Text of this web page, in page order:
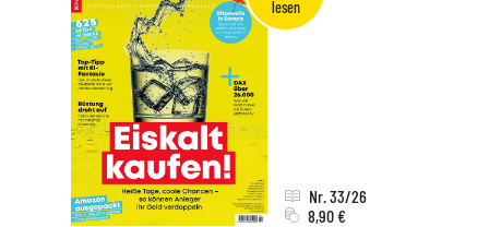
Nr. 33/26
8,90 €